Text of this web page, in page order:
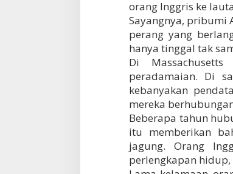
d
i
B
e
n
u
A
m
e
r
k
a
orang Inggris ke
Sayangnya, pribumi
perang yang
hanya tinggal tak
Di
peradamaian. Di
kebanyakan
mereka
Beberapa tahun
itu memberikan
jagung. Orang
perlengkapan